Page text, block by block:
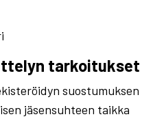
tarkoitukset
suostumuksen
jäsensuhteen taikka